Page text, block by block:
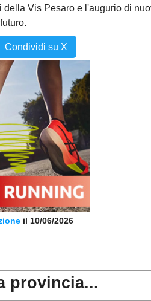
Vis Pesaro e l'augurio di
Condividi su X
il 10/06/2026
provincia...